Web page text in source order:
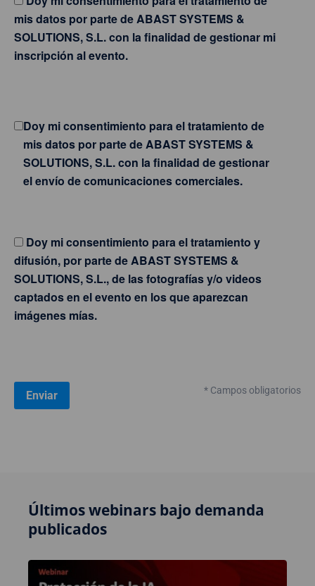
mis datos por parte de ABAST SYSTEMS &
SOLUTIONS, S.L. con la finalidad de gestionar mi
inscripción al evento.
Doy mi consentimiento para el tratamiento de
mis datos por parte de ABAST SYSTEMS &
SOLUTIONS, S.L. con la finalidad de gestionar
el envío de comunicaciones comerciales.
Doy mi consentimiento para el tratamiento y
difusión, por parte de ABAST SYSTEMS &
SOLUTIONS, S.L., de las fotografías y/o videos
captados en el evento en los que aparezcan
imágenes mías.
* Campos obligatorios
Últimos webinars bajo demanda
publicados